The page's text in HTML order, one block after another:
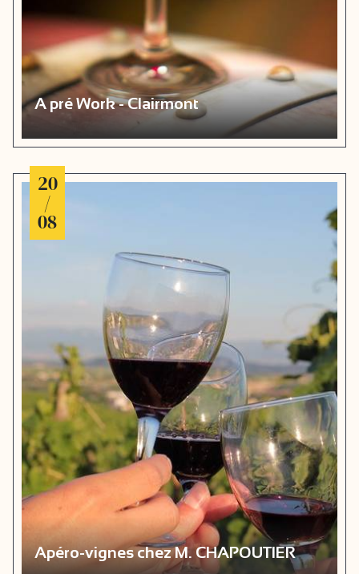
A pré Work - Clairmont
20
/
08
Apéro-vignes chez M. CHAPOUTIER